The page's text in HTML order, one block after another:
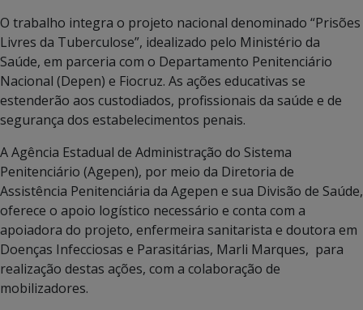
O trabalho integra o projeto nacional denominado “Prisões
Livres da Tuberculose”, idealizado pelo Ministério da
Saúde, em parceria com o Departamento Penitenciário
Nacional (Depen) e Fiocruz. As ações educativas se
estenderão aos custodiados, profissionais da saúde e de
segurança dos estabelecimentos penais.
A Agência Estadual de Administração do Sistema
Penitenciário (Agepen), por meio da Diretoria de
Assistência Penitenciária da Agepen e sua Divisão de Saúde,
oferece o apoio logístico necessário e conta com a
apoiadora do projeto, enfermeira sanitarista e doutora em
Doenças Infecciosas e Parasitárias, Marli Marques, para
realização destas ações, com a colaboração de
mobilizadores.